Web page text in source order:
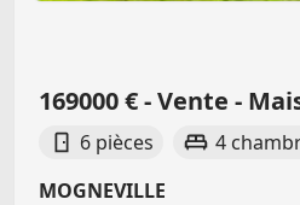
169000 € - Vente -
6 pièces 4
MOGNEVILLE